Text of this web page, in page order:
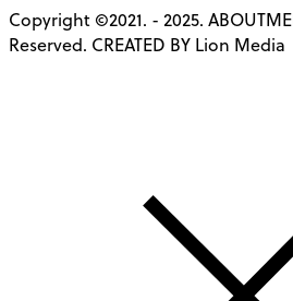
Copyright ©2021. - 2025.
Reserved. CREATED BY Lion Media